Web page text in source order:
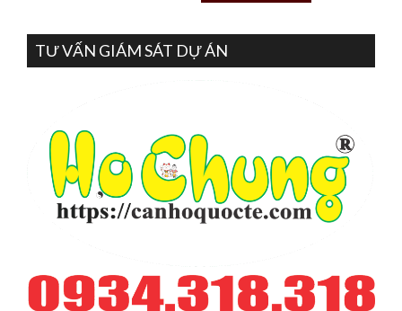
TƯ VẤN GIÁM SÁT DỰ ÁN